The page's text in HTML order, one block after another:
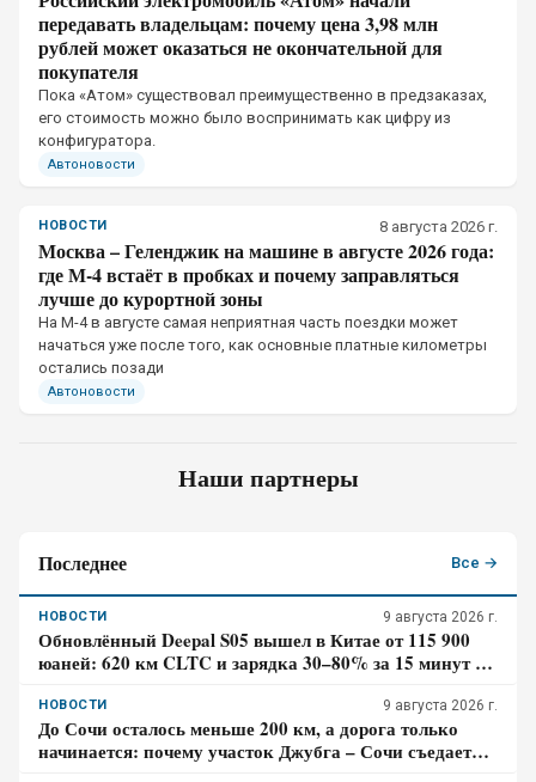
передавать владельцам: почему цена 3,98 млн
рублей может оказаться не окончательной для
покупателя
Пока «Атом» существовал преимущественно в предзаказах,
его стоимость можно было воспринимать как цифру из
конфигуратора.
Автоновости
НОВОСТИ 8 августа 2026 г.
Москва – Геленджик на машине в августе 2026 года:
где М-4 встаёт в пробках и почему заправляться
лучше до курортной зоны
На М-4 в августе самая неприятная часть поездки может
начаться уже после того, как основные платные километры
остались позади
Автоновости
Наши партнеры
Последнее Все →
НОВОСТИ 9 августа 2026 г.
Обновлённый Deepal S05 вышел в Китае от 115 900
юаней: 620 км CLTC и зарядка 30–80% за 15 минут –
НОВОСТИ 9 августа 2026 г.
До Сочи осталось меньше 200 км, а дорога только
начинается: почему участок Джубга – Сочи съедает